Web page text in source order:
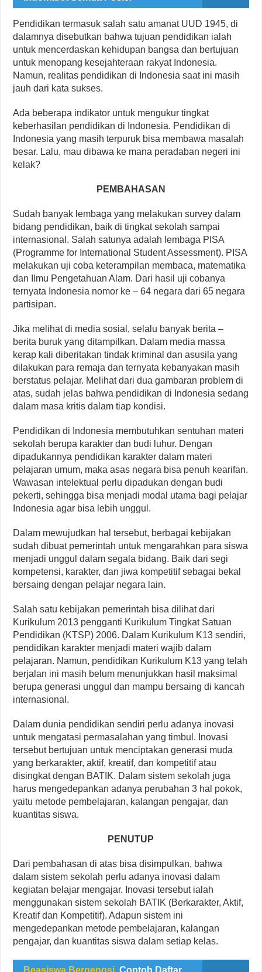
Pendidikan termasuk salah satu amanat UUD 1945, di
dalamnya disebutkan bahwa tujuan pendidikan ialah
untuk mencerdaskan kehidupan bangsa dan bertujuan
untuk menopang kesejahteraan rakyat Indonesia.
Namun, realitas pendidikan di Indonesia saat ini masih
jauh dari kata sukses.
Ada beberapa indikator untuk mengukur tingkat
keberhasilan pendidikan di Indonesia. Pendidikan di
Indonesia yang masih terpuruk bisa membawa masalah
besar. Lalu, mau dibawa ke mana peradaban negeri ini
kelak?
PEMBAHASAN
Sudah banyak lembaga yang melakukan survey dalam
bidang pendidikan, baik di tingkat sekolah sampai
internasional. Salah satunya adalah lembaga PISA
(Programme for International Student Assessment). PISA
melakukan uji coba keterampilan membaca, matematika
dan Ilmu Pengetahuan Alam. Dari hasil uji cobanya
ternyata Indonesia nomor ke – 64 negara dari 65 negara
partisipan.
Jika melihat di media sosial, selalu banyak berita –
berita buruk yang ditampilkan. Dalam media massa
kerap kali diberitakan tindak kriminal dan asusila yang
dilakukan para remaja dan ternyata kebanyakan masih
berstatus pelajar. Melihat dari dua gambaran problem di
atas, sudah jelas bahwa pendidikan di Indonesia sedang
dalam masa kritis dalam tiap kondisi.
Pendidikan di Indonesia membutuhkan sentuhan materi
sekolah berupa karakter dan budi luhur. Dengan
dipadukannya pendidikan karakter dalam materi
pelajaran umum, maka asas negara bisa penuh kearifan.
Wawasan intelektual perlu dipadukan dengan budi
pekerti, sehingga bisa menjadi modal utama bagi pelajar
Indonesia agar bisa lebih unggul.
Dalam mewujudkan hal tersebut, berbagai kebijakan
sudah dibuat pemerintah untuk mengarahkan para siswa
menjadi unggul dalam segala bidang. Baik dari segi
kompetensi, karakter, dan jiwa kompetitif sebagai bekal
bersaing dengan pelajar negara lain.
Salah satu kebijakan pemerintah bisa dilihat dari
Kurikulum 2013 pengganti Kurikulum Tingkat Satuan
Pendidikan (KTSP) 2006. Dalam Kurikulum K13 sendiri,
pendidikan karakter menjadi materi wajib dalam
pelajaran. Namun, pendidikan Kurikulum K13 yang telah
berjalan ini masih belum menunjukkan hasil maksimal
berupa generasi unggul dan mampu bersaing di kancah
internasional.
Dalam dunia pendidikan sendiri perlu adanya inovasi
untuk mengatasi permasalahan yang timbul. Inovasi
tersebut bertujuan untuk menciptakan generasi muda
yang berkarakter, aktif, kreatif, dan kompetitif atau
disingkat dengan BATIK. Dalam sistem sekolah juga
harus mengedepankan adanya perubahan 3 hal pokok,
yaitu metode pembelajaran, kalangan pengajar, dan
kuantitas siswa.
PENUTUP
Dari pembahasan di atas bisa disimpulkan, bahwa
dalam sistem sekolah perlu adanya inovasi dalam
kegiatan belajar mengajar. Inovasi tersebut ialah
menggunakan sistem sekolah BATIK (Berkarakter, Aktif,
Kreatif dan Kompetitif). Adapun sistem ini
mengedepankan metode pembelajaran, kalangan
pengajar, dan kuantitas siswa dalam setiap kelas.
Beasiswa Bergengsi Contoh Daftar